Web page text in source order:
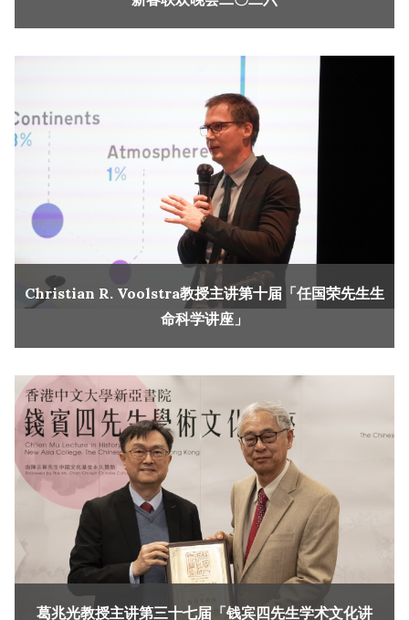
Christian R. Voolstra教授主讲第十届「任国荣先生生
命科学讲座」
葛兆光教授主讲第三十七届「钱宾四先生学术文化讲